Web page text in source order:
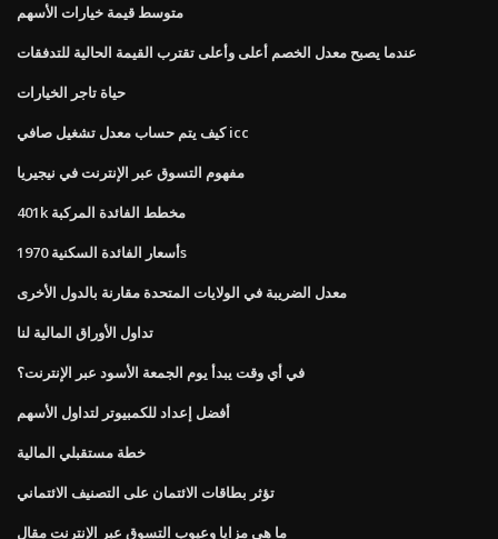
متوسط ​​قيمة خيارات الأسهم
عندما يصبح معدل الخصم أعلى وأعلى تقترب القيمة الحالية للتدفقات
حياة تاجر الخيارات
كيف يتم حساب معدل تشغيل صافي icc
مفهوم التسوق عبر الإنترنت في نيجيريا
401k مخطط الفائدة المركبة
أسعار الفائدة السكنية 1970s
معدل الضريبة في الولايات المتحدة مقارنة بالدول الأخرى
تداول الأوراق المالية لنا
في أي وقت يبدأ يوم الجمعة الأسود عبر الإنترنت؟
أفضل إعداد للكمبيوتر لتداول الأسهم
خطة مستقبلي المالية
تؤثر بطاقات الائتمان على التصنيف الائتماني
ما هي مزايا وعيوب التسوق عبر الإنترنت مقال